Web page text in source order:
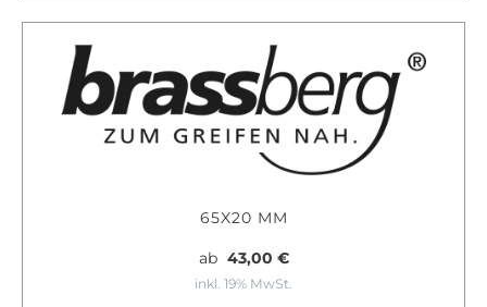
65X20 MM
ab 43,00 €
inkl. 19% MwSt.